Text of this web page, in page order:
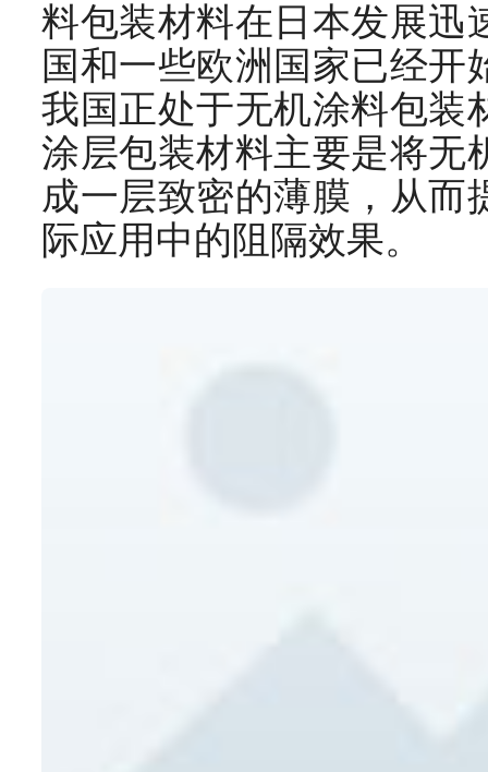
料包装材料在日本发展迅
国和一些欧洲国家已经开
我国正处于无机涂料包装
涂层包装材料主要是将无
成一层致密的薄膜，从而
际应用中的阻隔效果。